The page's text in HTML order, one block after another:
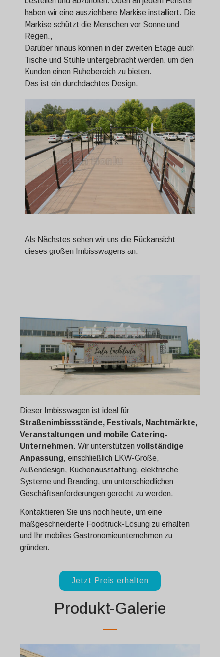
haben wir eine ausziehbare Markise installiert. Die
Markise schützt die Menschen vor Sonne und
Regen.,
Darüber hinaus können in der zweiten Etage auch
Tische und Stühle untergebracht werden, um den
Kunden einen Ruhebereich zu bieten.
Das ist ein durchdachtes Design.
Als Nächstes sehen wir uns die Rückansicht
dieses großen Imbisswagens an.
Dieser Imbisswagen ist ideal für
Straßenimbissstände, Festivals, Nachtmärkte,
Veranstaltungen und mobile Catering-
Unternehmen. Wir unterstützen vollständige
Anpassung, einschließlich LKW-Größe,
Außendesign, Küchenausstattung, elektrische
Systeme und Branding, um unterschiedlichen
Geschäftsanforderungen gerecht zu werden.
Kontaktieren Sie uns noch heute, um eine
maßgeschneiderte Foodtruck-Lösung zu erhalten
und Ihr mobiles Gastronomieunternehmen zu
gründen.
Jetzt Preis erhalten
Produkt-Galerie